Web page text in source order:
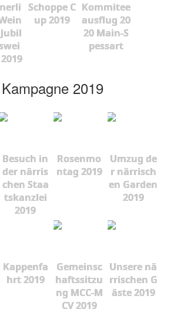
Schoppe C
up 2019
Kommitee
ausflug 20
20 Main-S
pessart
Kampagne 2019
Besuch in
der närris
chen Staa
tskanzlei
2019
Rosenmo
ntag 2019
Umzug de
r närrisch
en Garden
2019
Kappenfa
hrt 2019
Gemeinsc
haftssitzu
ng MCC-M
CV 2019
Unsere nä
rrischen G
äste 2019